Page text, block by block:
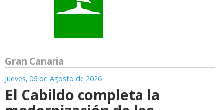
Gran Canaria
Jueves, 06 de Agosto de 2026
El Cabildo completa la